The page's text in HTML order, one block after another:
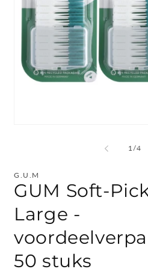
1 /van
4
G.U.M
GUM Soft-
Large -
50 stuks